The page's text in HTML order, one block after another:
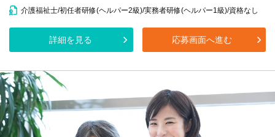
介護福祉士/初任者研修(ヘルパー2級)/実務者研修(ヘルパー1級)/資格なし
詳細を見る 応募画面へ進む